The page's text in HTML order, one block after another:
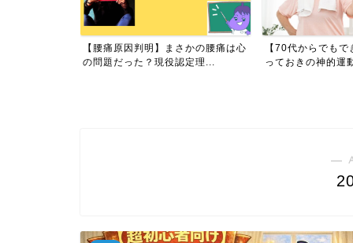
【腰痛原因判明】まさかの腰痛は心
の問題だった？現役認定理...
【70代からでもで
っておきの神的運
―